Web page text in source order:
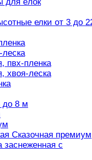
елки от 3 до
пвх-пленка
хвоя-леска
до 8 м
Сказочная премиум
заснеженная с